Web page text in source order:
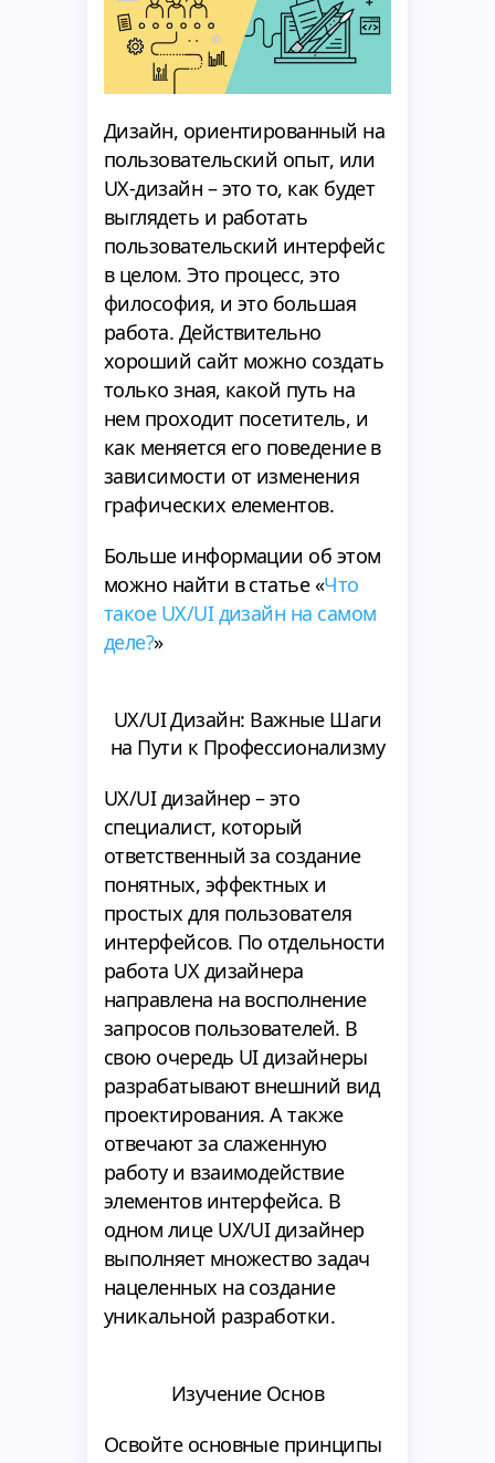
Дизайн, ориентированный на
пользовательский опыт, или
UX-дизайн – это то, как будет
выглядеть и работать
пользовательский интерфейс
в целом. Это процесс, это
философия, и это большая
работа. Действительно
хороший сайт можно создать
только зная, какой путь на
нем проходит посетитель, и
как меняется его поведение в
зависимости от изменения
графических елементов.
Больше информации об этом
можно найти в статье «Что
такое UX/UI дизайн на самом
деле?»
UX/UI Дизайн: Важные Шаги
на Пути к Профессионализму
UX/UI дизайнер – это
специалист, который
ответственный за создание
понятных, эффектных и
простых для пользователя
интерфейсов. По отдельности
работа UX дизайнера
направлена на восполнение
запросов пользователей. В
свою очередь UI дизайнеры
разрабатывают внешний вид
проектирования. А также
отвечают за слаженную
работу и взаимодействие
элементов интерфейса. В
одном лице UX/UI дизайнер
выполняет множество задач
нацеленных на создание
уникальной разработки.
Изучение Основ
Освойте основные принципы